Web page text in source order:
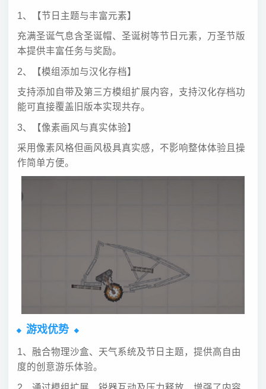
1、【节日主题与丰富元素】
充满圣诞气息含圣诞帽、圣诞树等节日元素，万圣节版
本提供丰富任务与奖励。
2、【模组添加与汉化存档】
支持添加自带及第三方模组扩展内容，支持汉化存档功
能可直接覆盖旧版本实现共存。
3、【像素画风与真实体验】
采用像素风格但画风极具真实感，不影响整体体验且操
作简单方便。
游戏优势
1、融合物理沙盒、天气系统及节日主题，提供高自由
度的创意游乐体验。